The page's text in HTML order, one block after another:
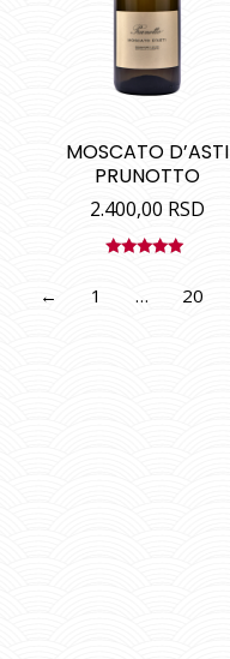
MOSCATO D’ASTI
PRUNOTTO
2.400,00 RSD
5
← 1 … 20